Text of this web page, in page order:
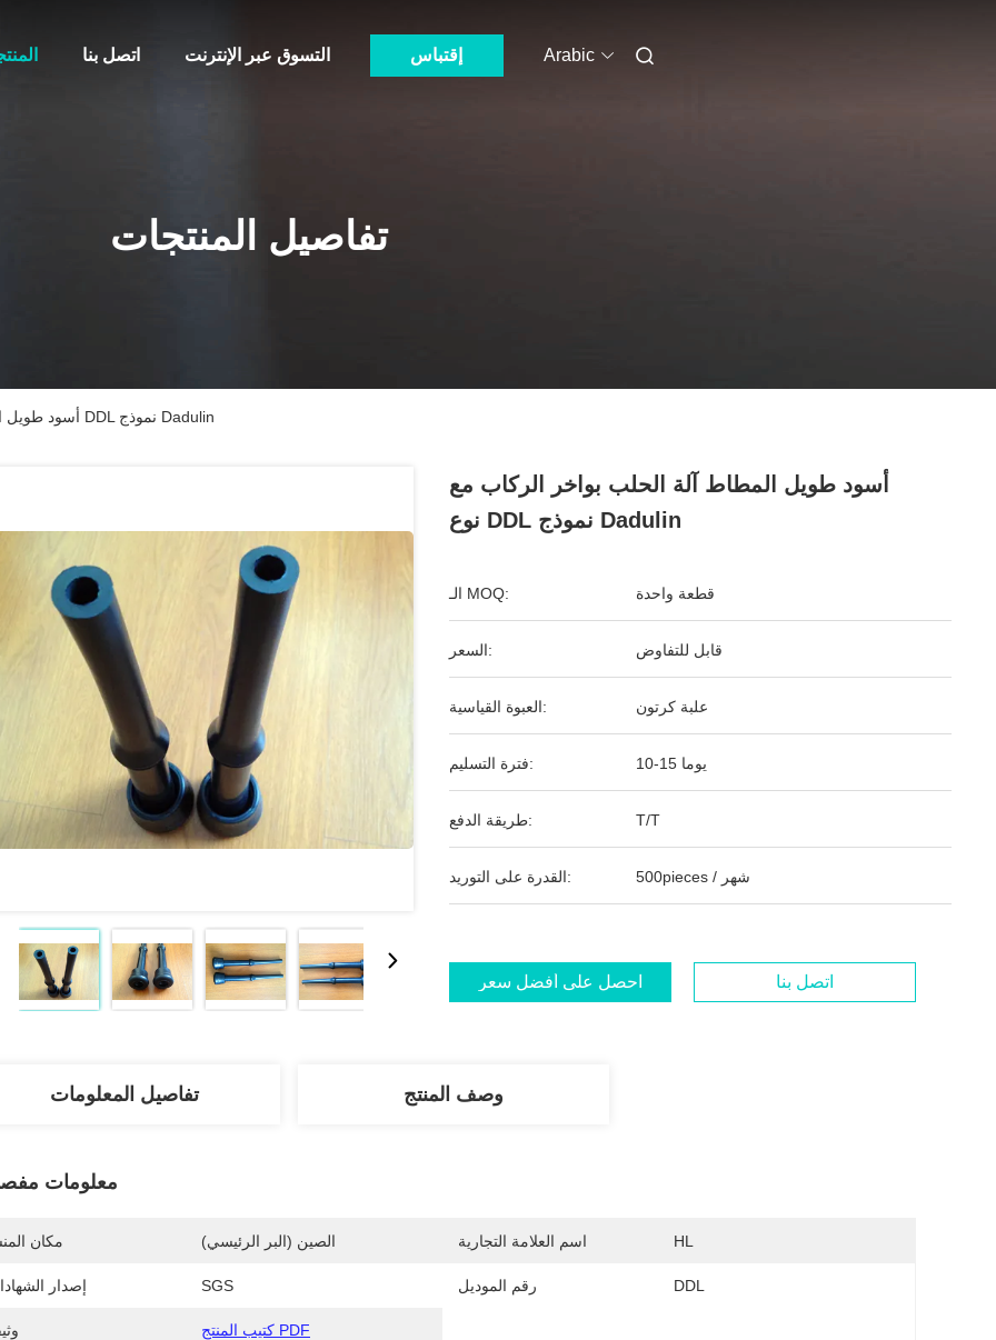
اتصل بنا التسوق عبر الإنترنت إقتباس Arabic
تفاصيل المنتجات
أسود طويل المطاط آلة الحلب بواخر الركاب مع نوع DDL نموذج Dadulin
أسود طويل المطاط آلة الحلب بواخر الركاب مع
نوع DDL نموذج Dadulin
الـ MOQ: قطعة واحدة
السعر: قابل للتفاوض
العبوة القياسية: علبة كرتون
فترة التسليم: 10-15 يوما
طريقة الدفع: T/T
القدرة على التوريد: 500pieces / شهر
احصل على أفضل سعر اتصل بنا
تفاصيل المعلومات وصف المنتج
معلومات
مكان الصين (البر الرئيسي) اسم العلامة التجارية HL
إصدار SGS رقم الموديل DDL
كتيب المنتج PDF